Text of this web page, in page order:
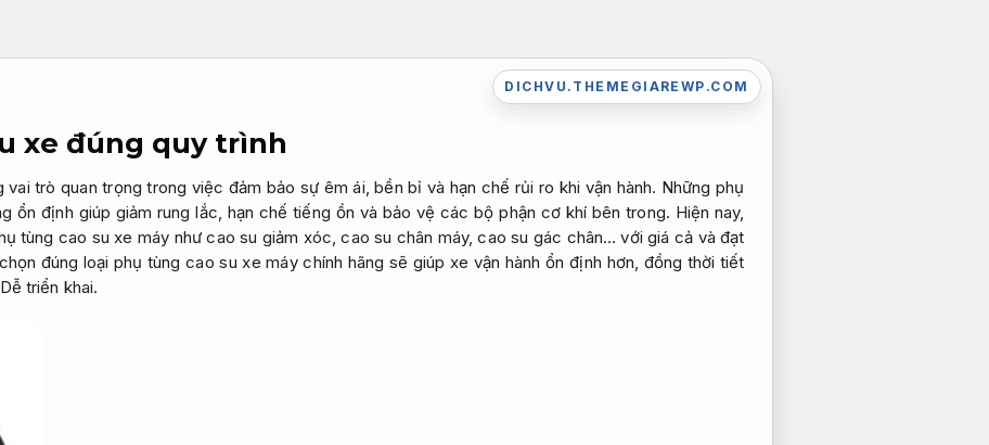
DICHVU.THEMEGIAREWP.COM
xe đúng quy trình
trò quan trọng trong việc đảm bảo sự êm ái, bền bỉ và hạn chế rủi ro khi vận hành. Những phụ
ổn định giúp giảm rung lắc, hạn chế tiếng ồn và bảo vệ các bộ phận cơ khí bên trong. Hiện nay,
tùng cao su xe máy như cao su giảm xóc, cao su chân máy, cao su gác chân… với giá cả và đạt
đúng loại phụ tùng cao su xe máy chính hãng sẽ giúp xe vận hành ổn định hơn, đồng thời tiết
Dễ triển khai.